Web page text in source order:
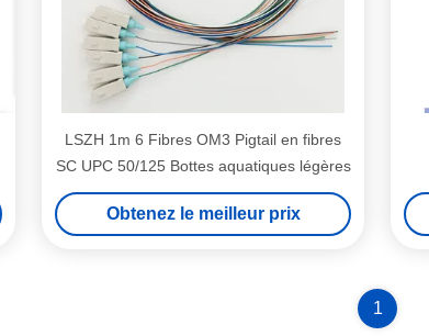
LSZH 1m 6 Fibres OM3 Pigtail en fibres
SC UPC 50/125 Bottes aquatiques légères
Obtenez le meilleur prix
1